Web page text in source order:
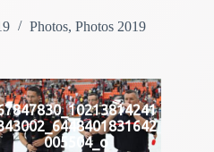
Photos, Photos 2019
005504_o